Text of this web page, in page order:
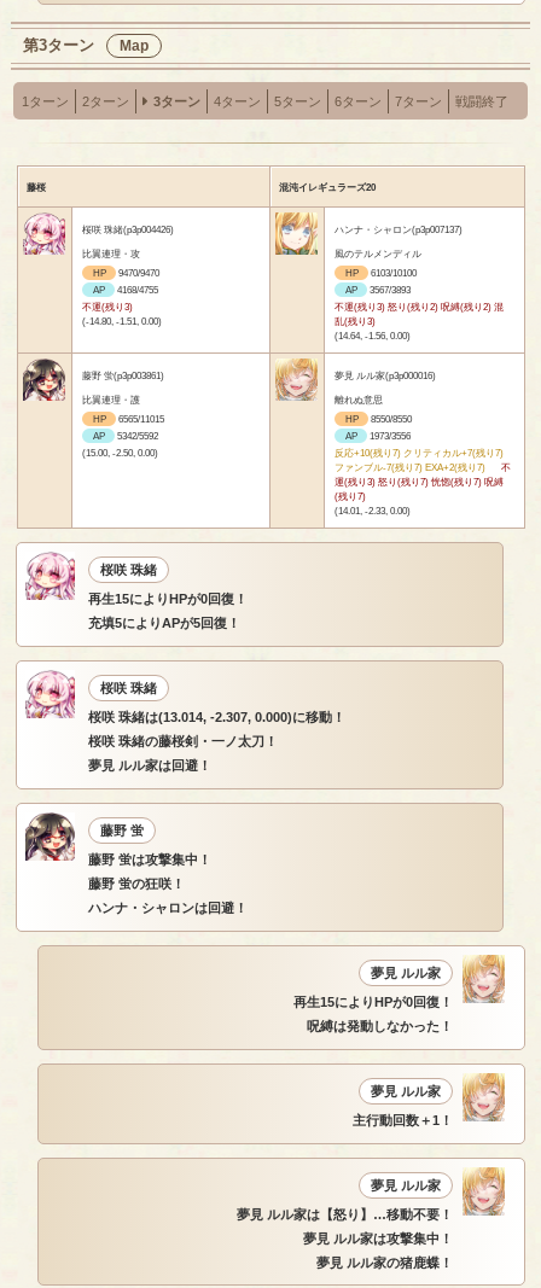
第3ターン Map
1ターン 2ターン 3ターン 4ターン 5ターン 6ターン 7ターン 戦闘終了
藤桜 混沌イレギュラーズ20
桜咲 珠緒(p3p004426)
比翼連理・攻
HP
9470/9470
AP
4168/4755
不運(残り3)
(-14.80, -1.51, 0.00)
ハンナ・シャロン(p3p007137)
風のテルメンディル
HP
6103/10100
AP
3567/3893
不運(残り3) 怒り(残り2) 呪縛(残り2) 混
乱(残り3)
(14.64, -1.56, 0.00)
藤野 蛍(p3p003861)
比翼連理・護
HP
6565/11015
AP
5342/5592
(15.00, -2.50, 0.00)
夢見 ルル家(p3p000016)
離れぬ意思
HP
8550/8550
AP
1973/3556
反応+10(残り7) クリティカル+7(残り7)
ファンブル-7(残り7) EXA+2(残り7)
不
運(残り3) 怒り(残り7) 恍惚(残り7) 呪縛
(残り7)
(14.01, -2.33, 0.00)
桜咲 珠緒
再生15によりHPが0回復！
充填5によりAPが5回復！
桜咲 珠緒
桜咲 珠緒は(13.014, -2.307, 0.000)に移動！
桜咲 珠緒の藤桜剣・一ノ太刀！
夢見 ルル家は回避！
藤野 蛍
藤野 蛍は攻撃集中！
藤野 蛍の狂咲！
ハンナ・シャロンは回避！
夢見 ルル家
再生15によりHPが0回復！
呪縛は発動しなかった！
夢見 ルル家
主行動回数＋1！
夢見 ルル家
夢見 ルル家は【怒り】…移動不要！
夢見 ルル家は攻撃集中！
夢見 ルル家の猪鹿蝶！